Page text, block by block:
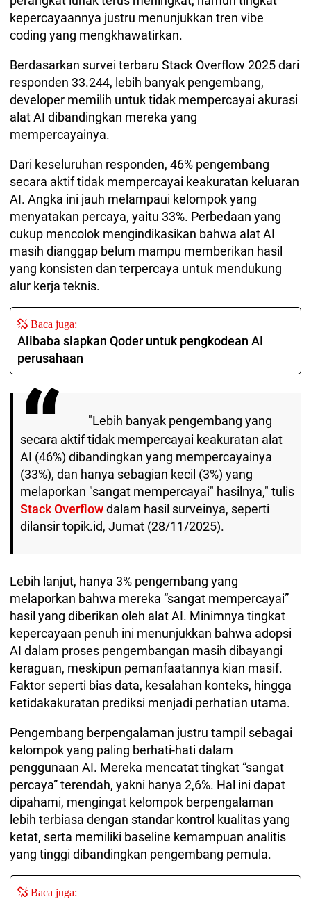
kepercayaannya justru menunjukkan tren vibe
coding yang mengkhawatirkan.
Berdasarkan survei terbaru Stack Overflow 2025 dari
responden 33.244, lebih banyak pengembang,
developer memilih untuk tidak mempercayai akurasi
alat AI dibandingkan mereka yang
mempercayainya.
Dari keseluruhan responden, 46% pengembang
secara aktif tidak mempercayai keakuratan keluaran
AI. Angka ini jauh melampaui kelompok yang
menyatakan percaya, yaitu 33%. Perbedaan yang
cukup mencolok mengindikasikan bahwa alat AI
masih dianggap belum mampu memberikan hasil
yang konsisten dan terpercaya untuk mendukung
alur kerja teknis.
Baca juga:
Alibaba siapkan Qoder untuk pengkodean AI
perusahaan
"Lebih banyak pengembang yang
secara aktif tidak mempercayai keakuratan alat
AI (46%) dibandingkan yang mempercayainya
(33%), dan hanya sebagian kecil (3%) yang
melaporkan "sangat mempercayai" hasilnya," tulis
Stack Overflowdalam hasil surveinya, seperti
dilansir topik.id, Jumat (28/11/2025).
Lebih lanjut, hanya 3% pengembang yang
melaporkan bahwa mereka “sangat mempercayai”
hasil yang diberikan oleh alat AI. Minimnya tingkat
kepercayaan penuh ini menunjukkan bahwa adopsi
AI dalam proses pengembangan masih dibayangi
keraguan, meskipun pemanfaatannya kian masif.
Faktor seperti bias data, kesalahan konteks, hingga
ketidakakuratan prediksi menjadi perhatian utama.
Pengembang berpengalaman justru tampil sebagai
kelompok yang paling berhati-hati dalam
penggunaan AI. Mereka mencatat tingkat “sangat
percaya” terendah, yakni hanya 2,6%. Hal ini dapat
dipahami, mengingat kelompok berpengalaman
lebih terbiasa dengan standar kontrol kualitas yang
ketat, serta memiliki baseline kemampuan analitis
yang tinggi dibandingkan pengembang pemula.
Baca juga: